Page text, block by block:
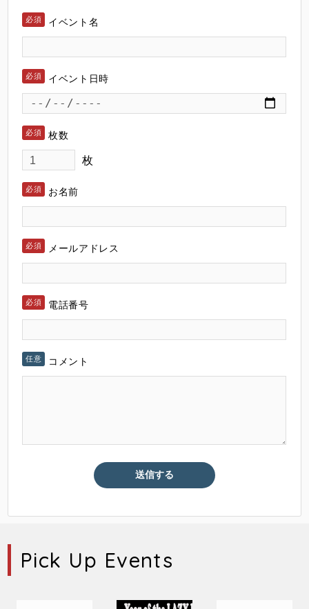
イベント名
イベント日時
枚数
枚
お名前
メールアドレス
電話番号
コメント
Pick Up Events